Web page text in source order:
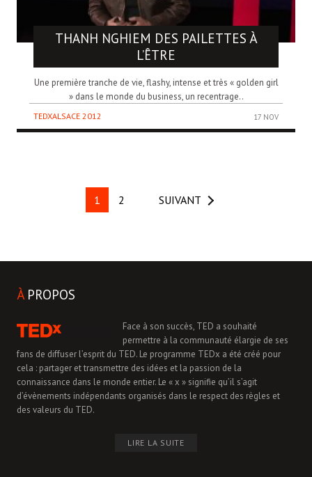
THANH NGHIEM DES PAILETTES À
L’ÊTRE
Une première tranche de vie, flashy, intense et très « golden girl
» dans le monde du business, un recentrage..
TEDXALSACE 2012 17 NOV
1 2 SUIVANT
ÀPROPOS
Face à son succès, TED a souhaité
permettre à la communauté élargie de ses
fans de diffuser l’esprit du TED. Le programme TEDx a été créé pour
cela : partager et transmettre des idées et la passion de la
connaissance dans le monde entier. Le « x » signifie qu’il s’agit
d’évènements indépendants organisés dans le respect des règles et
des valeurs du TED.
LIRE LA SUITE